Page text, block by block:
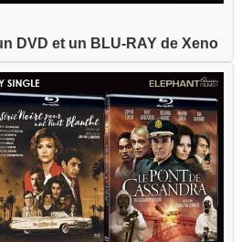
DVD et un BLU-RAY de Xeno